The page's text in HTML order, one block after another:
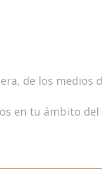
de los medios
en tu ámbito